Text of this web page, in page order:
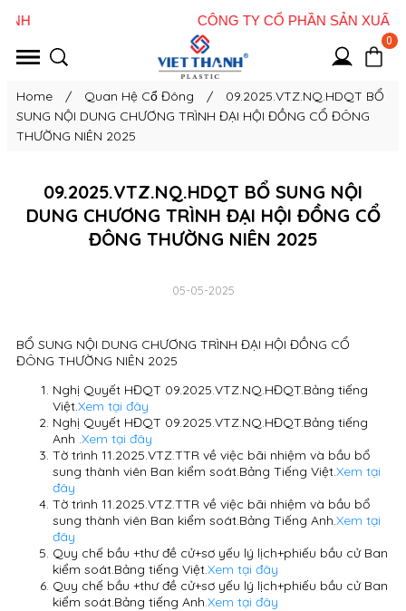
0
Home / Quan Hệ Cổ Đông /
09.2025.VTZ.NQ.HDQT BỔ
SUNG NỘI DUNG CHƯƠNG TRÌNH ĐẠI HỘI ĐỒNG CỔ ĐÔNG
THƯỜNG NIÊN 2025
09.2025.VTZ.NQ.HDQT BỔ SUNG NỘI
DUNG CHƯƠNG TRÌNH ĐẠI HỘI ĐỒNG CỔ
ĐÔNG THƯỜNG NIÊN 2025
05-05-2025
BỔ SUNG NỘI DUNG CHƯƠNG TRÌNH ĐẠI HỘI ĐỒNG CỔ
ĐÔNG THƯỜNG NIÊN 2025
Nghị Quyết HĐQT 09.2025.VTZ.NQ.HĐQT.Bảng tiếng
Việt.Xem tại đây
Nghị Quyết HĐQT 09.2025.VTZ.NQ.HĐQT.Bảng tiếng
Anh .Xem tại đây
Tờ trình 11.2025.VTZ.TTR về việc bãi nhiệm và bầu bổ
sung thành viên Ban kiểm soát.Bảng Tiếng Việt.Xem tại
đây
Tờ trình 11.2025.VTZ.TTR về việc bãi nhiệm và bầu bổ
sung thành viên Ban kiểm soát.Bảng Tiếng Anh.Xem tại
đây
Quy chế bầu +thư đề cử+sơ yếu lý lịch+phiếu bầu cử Ban
kiểm soát.Bảng tiếng Việt.Xem tại đây
Quy chế bầu +thư đề cử+sơ yếu lý lịch+phiếu bầu cử Ban
kiểm soát.Bảng tiếng Anh.Xem tại đây